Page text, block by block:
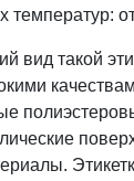
температур:
вид такой